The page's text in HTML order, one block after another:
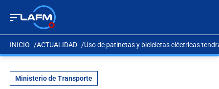
INICIO ACTUALIDAD Uso de patinetas y bicicletas eléctricas
Ministerio de Transporte